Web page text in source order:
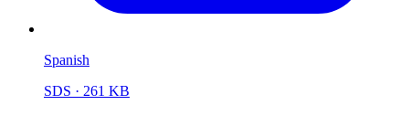
Spanish
SDS · 261 KB